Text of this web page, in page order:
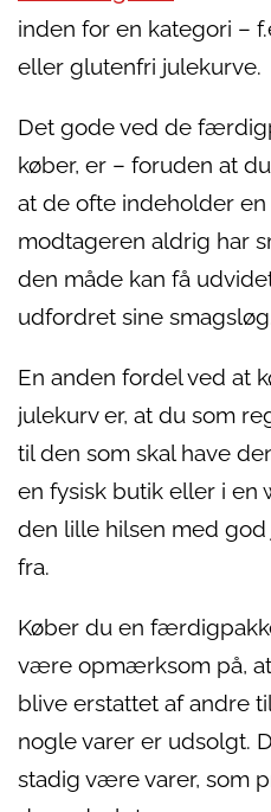
inden for en kategori –
eller glutenfri julekurve.
Det gode ved de
køber, er – foruden at
at de ofte indeholder
modtageren aldrig har
den måde kan få
udfordret sine
En anden fordel ved at
julekurv er, at du som
til den som skal have
en fysisk butik eller i en
den lille hilsen med
fra.
Køber du en
være opmærksom på,
blive erstattet af andre
nogle varer er udsolgt.
stadig være varer, som